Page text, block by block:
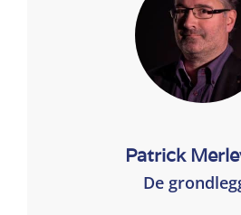
Patrick
De